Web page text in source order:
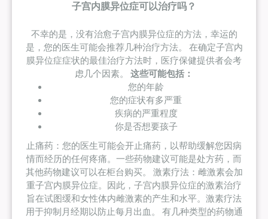
子宫内膜异位症可以治疗吗？
不幸的是，没有治愈子宫内膜异位症的方法，幸运的
是，您的医生可能会推荐几种治疗方法。 在确定子宫内
膜异位症症状的最佳治疗方法时，医疗保健提供者会考
虑几个因素。 这些可能包括：
您的年龄
您的症状有多严重
疾病的严重程度
你是否想要孩子
止痛药：您的医生可能会开止痛药，以帮助缓解您因病
情而经历的任何疼痛。一些药物建议可能是处方药，而
其他药物建议可以在柜台购买。 激素疗法：雌激素会加
重子宫内膜异位症。因此，子宫内膜异位症的激素治疗
旨在试图缓和女性体内雌激素的产生和水平。激素疗法
用于抑制月经期以防止每月出血。 有几种类型的药物通